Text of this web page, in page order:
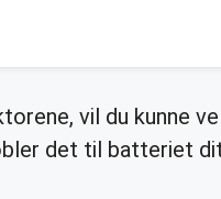
vil du kunne
det til batteriet